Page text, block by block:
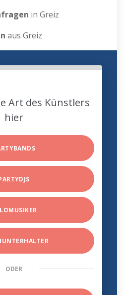
in Greiz
aus Greiz
Art des Künstlers
hier
ODER